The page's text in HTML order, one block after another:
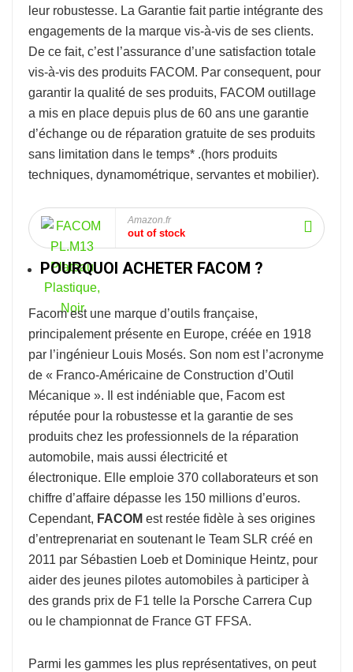
leur robustesse. La Garantie fait partie intégrante des
engagements de la marque vis-à-vis de ses clients.
De ce fait, c’est l’assurance d’une satisfaction totale
vis-à-vis des produits FACOM. Par consequent, pour
garantir la qualité de ses produits, FACOM outillage
a mis en place depuis plus de 60 ans une garantie
d’échange ou de réparation gratuite de ses produits
sans limitation dans le temps* .(hors produits
techniques, dynamométrique, servantes et mobilier).
Amazon.fr
out of stock
POURQUOI ACHETER FACOM ?
Facomest une marque d’outils française,
principalement présente en Europe, créée en 1918
par l’ingénieur Louis Mosés. Son nom est l’acronyme
de « Franco-Américaine de Construction d’Outil
Mécanique ». Il est indéniable que, Facom est
réputée pour la robustesse et la garantie de ses
produits chez les professionnels de la réparation
automobile, mais aussi électricité et
électronique. Elle emploie 370 collaborateurs et son
chiffre d’affaire dépasse les 150 millions d’euros.
Cependant, FACOM est restée fidèle à ses origines
d’entreprenariat en soutenant le Team SLR créé en
2011 par Sébastien Loeb et Dominique Heintz, pour
aider des jeunes pilotes automobiles à participer à
des grands prix de F1 telle la Porsche Carrera Cup
ou le championnat de France GT FFSA.
Parmi les gammes les plus représentatives, on peut